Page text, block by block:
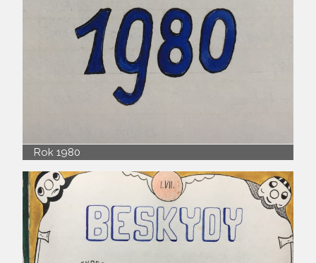
Rok 1980